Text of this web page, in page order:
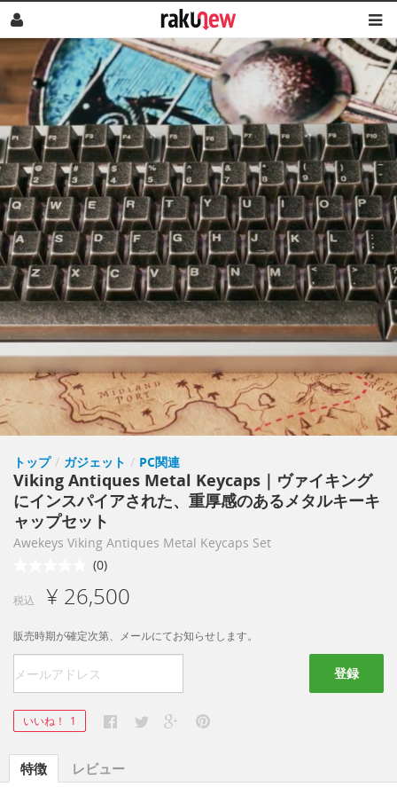
トップ / ガジェット / PC関連
Viking Antiques Metal Keycaps｜ヴァイキング
にインスパイアされた、重厚感のあるメタルキーキ
ャップセット
Awekeys Viking Antiques Metal Keycaps Set
(0)
税込 ¥ 26,500
販売時期が確定次第、メールにてお知らせします。
登録
いいね！ 1
特徴 レビュー